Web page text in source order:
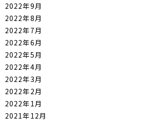
2022年9月
2022年8月
2022年7月
2022年6月
2022年5月
2022年4月
2022年3月
2022年2月
2022年1月
2021年12月